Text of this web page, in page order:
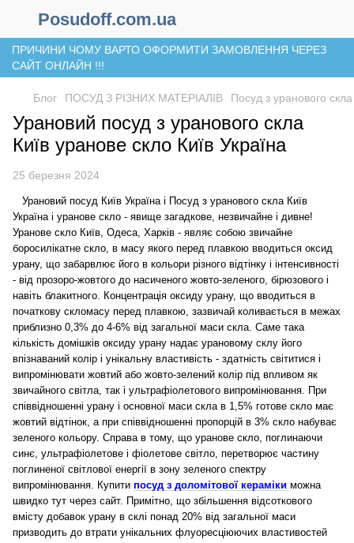
Posudoff.com.ua
ПРИЧИНИ ЧОМУ ВАРТО ОФОРМИТИ ЗАМОВЛЕННЯ ЧЕРЕЗ
САЙТ ОНЛАЙН !!!
Блог ПОСУД З РІЗНИХ МАТЕРІАЛІВ Посуд з уранового
Урановий посуд з уранового скла
Київ уранове скло Київ Україна
25 березня 2024
Урановий посуд Київ Україна і Посуд з уранового скла Київ
Україна і уранове скло - явище загадкове, незвичайне і дивне!
Уранове скло Київ, Одеса, Харків - являє собою звичайне
боросилікатне скло, в масу якого перед плавкою вводиться оксид
урану, що забарвлює його в кольори різного відтінку і інтенсивності
- від прозоро-жовтого до насиченого жовто-зеленого, бірюзового і
навіть блакитного. Концентрація оксиду урану, що вводиться в
початкову скломасу перед плавкою, зазвичай коливається в межах
приблизно 0,3% до 4-6% від загальної маси скла. Саме така
кількість домішків оксиду урану надає урановому склу його
впізнаваний колір і унікальну властивість - здатність світитися і
випромінювати жовтий або жовто-зелений колір під впливом як
звичайного світла, так і ультрафіолетового випромінювання. При
співвідношенні урану і основної маси скла в 1,5% готове скло має
жовтий відтінок, а при співвідношенні пропорцій в 3% скло набуває
зеленого кольору. Справа в тому, що уранове скло, поглинаючи
синє, ультрафіолетове і фіолетове світло, перетворює частину
поглиненої світлової енергії в зону зеленого спектру
випромінювання. Купити посуд з доломітової кераміки можна
швидко тут через сайт. Примітно, що збільшення відсоткового
вмісту добавок урану в склі понад 20% від загальної маси
призводить до втрати унікальних флуоресціюючих властивостей